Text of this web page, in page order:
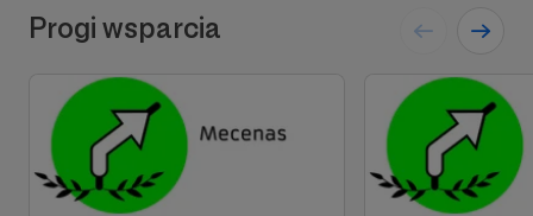
Progi wsparcia